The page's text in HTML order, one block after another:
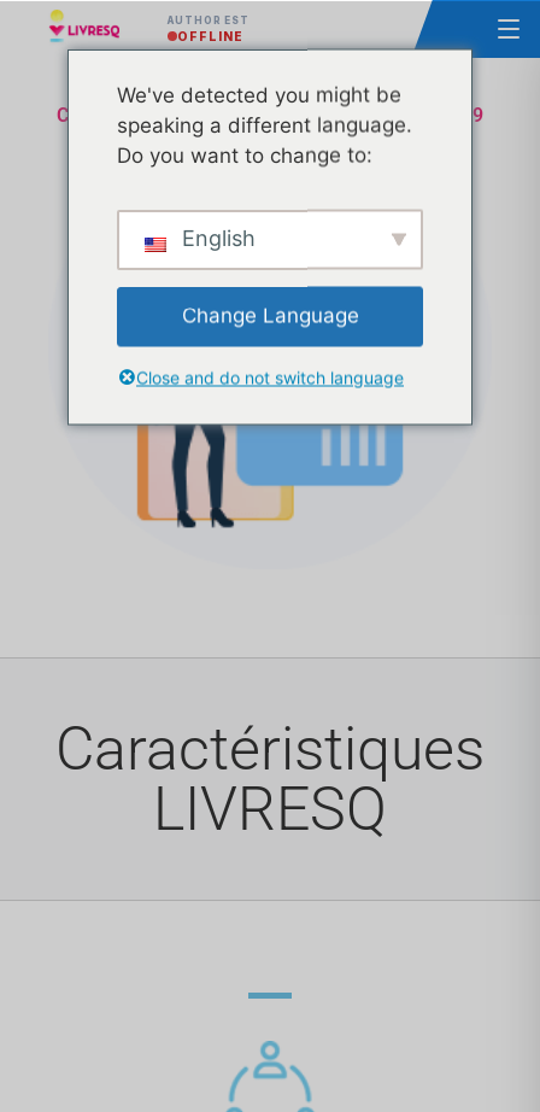
AUTHOR EST
OFFLINE
Cours - Principes de base du LIVRESQ - Groupe 9
Caractéristiques
LIVRESQ
We've detected you might be
speaking a different language.
Do you want to change to:
English
Change Language
Close and do not switch language